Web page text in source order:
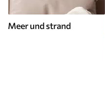
Meer und strand